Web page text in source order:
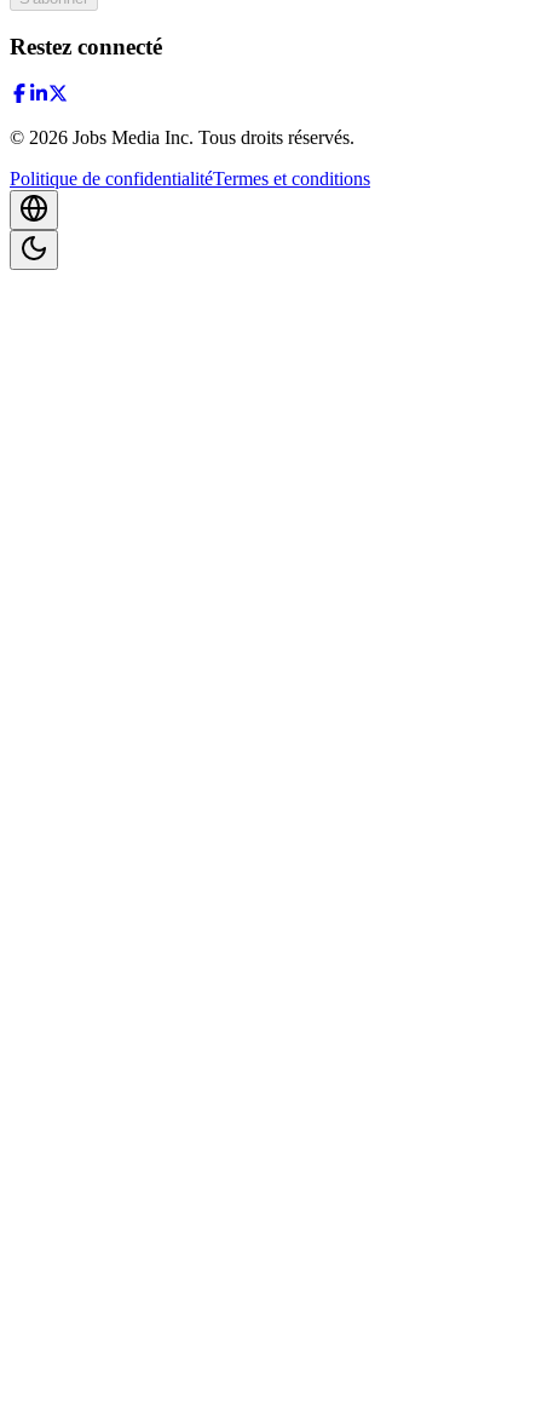
Restez connecté
© 2026 Jobs Media Inc. Tous droits réservés.
Politique de confidentialitéTermes et conditions